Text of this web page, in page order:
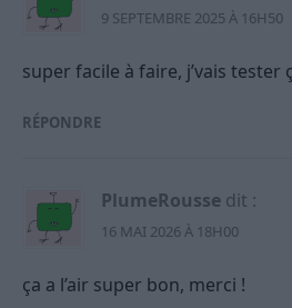
9 SEPTEMBRE 2025 À 16H50
super facile à faire, j’vais tester
RÉPONDRE
PlumeRousse dit :
16 MAI 2026 À 18H00
ça a l’air super bon, merci !